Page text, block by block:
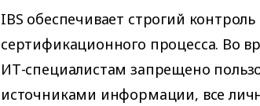
IBS обеспечивает строгий
сертификационного процесса. Во
ИТ-специалистам запрещено
источниками информации, все